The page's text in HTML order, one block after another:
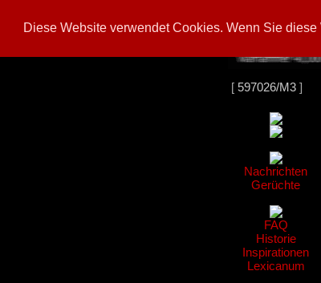
Diese Website verwendet Cookies. Wenn Sie
[ 597026/M3]
Nachrichten
Gerüchte
FAQ
Historie
Inspirationen
Lexicanum